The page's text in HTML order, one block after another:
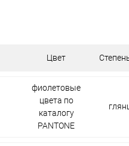
Цвет
фиолетовые
цвета по
каталогу
PANTONE